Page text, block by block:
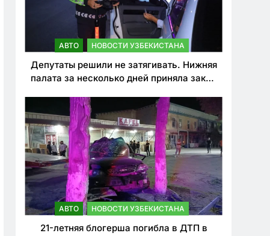
АВТО НОВОСТИ УЗБЕКИСТАНА
Депутаты решили не затягивать. Нижняя
палата за несколько дней приняла закон
нарушителей ПДД
АВТО НОВОСТИ УЗБЕКИСТАНА
21-летняя блогерша погибла в ДТП в